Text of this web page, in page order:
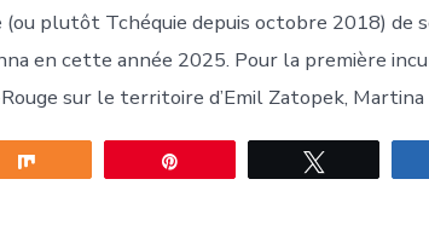
(ou plutôt Tchéquie depuis octobre 2018) de
en cette année 2025. Pour la première
sur le territoire d’Emil Zatopek,